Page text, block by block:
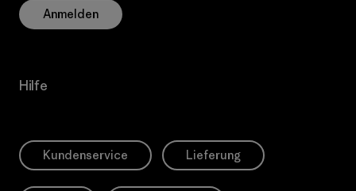
Anmelden
Hilfe
Kundenservice Lieferung